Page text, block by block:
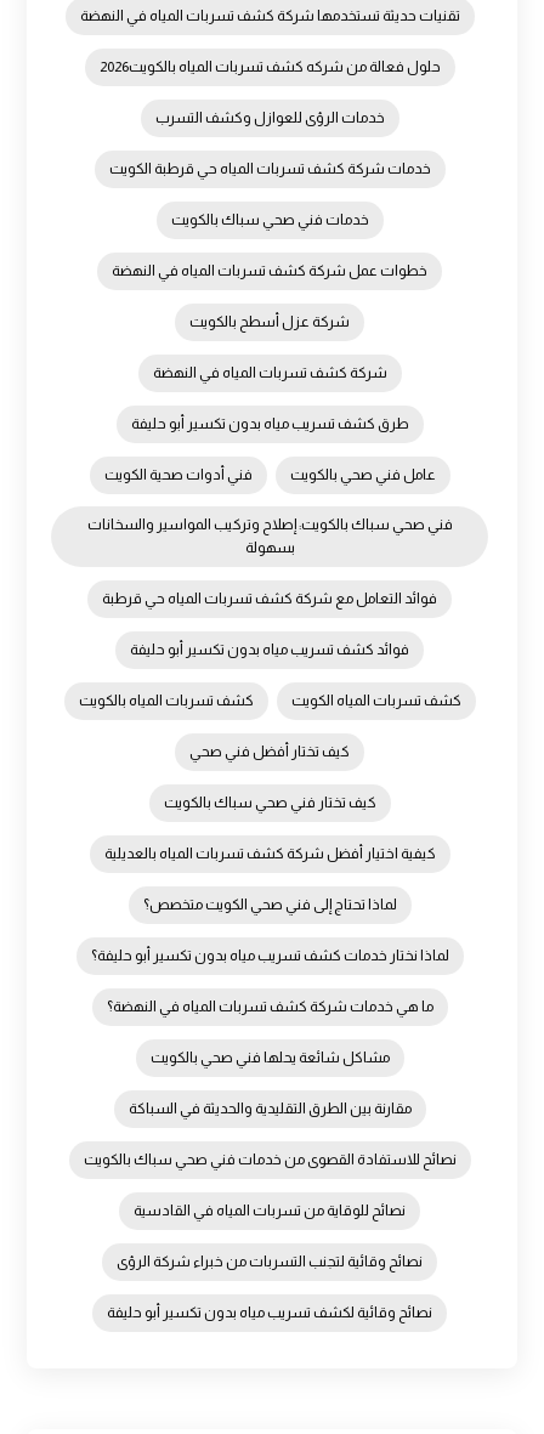
تقنيات حديثة تستخدمها شركة كشف تسربات المياه في النهضة
حلول فعالة من شركه كشف تسربات المياه بالكويت2026
خدمات الرؤى للعوازل وكشف التسرب
خدمات شركة كشف تسربات المياه حي قرطبة الكويت
خدمات فني صحي سباك بالكويت
خطوات عمل شركة كشف تسربات المياه في النهضة
شركة عزل أسطح بالكويت
شركة كشف تسربات المياه في النهضة
طرق كشف تسريب مياه بدون تكسير أبو حليفة
عامل فني صحي بالكويت فني أدوات صحية الكويت
فني صحي سباك بالكويت: إصلاح وتركيب المواسير والسخانات
بسهولة
فوائد التعامل مع شركة كشف تسربات المياه حي قرطبة
فوائد كشف تسريب مياه بدون تكسير أبو حليفة
كشف تسربات المياه الكويت كشف تسربات المياه بالكويت
كيف تختار أفضل فني صحي
كيف تختار فني صحي سباك بالكويت
كيفية اختيار أفضل شركة كشف تسربات المياه بالعديلية
لماذا تحتاج إلى فني صحي الكويت متخصص؟
لماذا نختار خدمات كشف تسريب مياه بدون تكسير أبو حليفة؟
ما هي خدمات شركة كشف تسربات المياه في النهضة؟
مشاكل شائعة يحلها فني صحي بالكويت
مقارنة بين الطرق التقليدية والحديثة في السباكة
نصائح للاستفادة القصوى من خدمات فني صحي سباك بالكويت
نصائح للوقاية من تسربات المياه في القادسية
نصائح وقائية لتجنب التسربات من خبراء شركة الرؤى
نصائح وقائية لكشف تسريب مياه بدون تكسير أبو حليفة